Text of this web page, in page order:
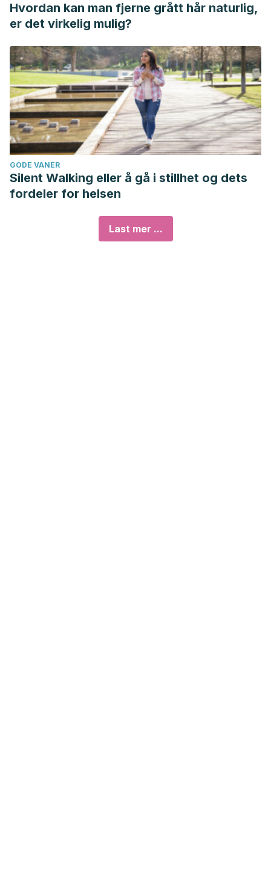
Hvordan kan man fjerne grått hår naturlig,
er det virkelig mulig?
GODE VANER
Silent Walking eller å gå i stillhet og dets
fordeler for helsen
Last mer ...